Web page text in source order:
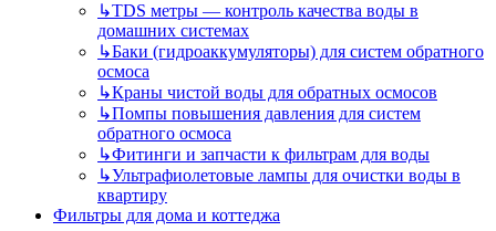
↳TDS метры — контроль качества воды в
домашних системах
↳Баки (гидроаккумуляторы) для систем обратного
осмоса
↳Краны чистой воды для обратных осмосов
↳Помпы повышения давления для систем
обратного осмоса
↳Фитинги и запчасти к фильтрам для воды
↳Ультрафиолетовые лампы для очистки воды в
квартиру
Фильтры для дома и коттеджа